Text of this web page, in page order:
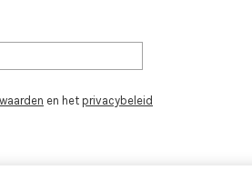
en het privacybeleid